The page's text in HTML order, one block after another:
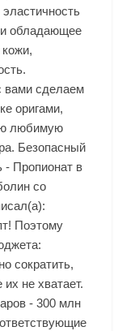
и обладающее
вами сделаем
оригами,
любимую
Безопасный
- Пропионат в
со
Поэтому
сократить,
не хватает.
- 300 млн